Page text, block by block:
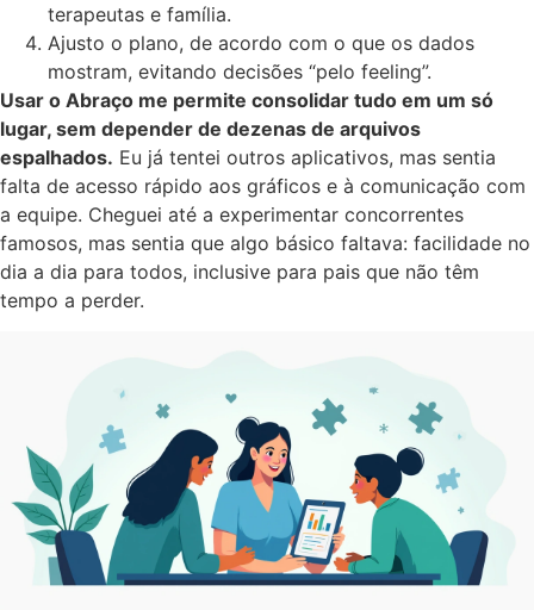
terapeutas e família.
Ajusto o plano, de acordo com o que os dados
mostram, evitando decisões “pelo feeling”.
Usar o Abraço me permite consolidar tudo em um só
lugar, sem depender de dezenas de arquivos
espalhados. Eu já tentei outros aplicativos, mas sentia
falta de acesso rápido aos gráficos e à comunicação com
a equipe. Cheguei até a experimentar concorrentes
famosos, mas sentia que algo básico faltava: facilidade no
dia a dia para todos, inclusive para pais que não têm
tempo a perder.